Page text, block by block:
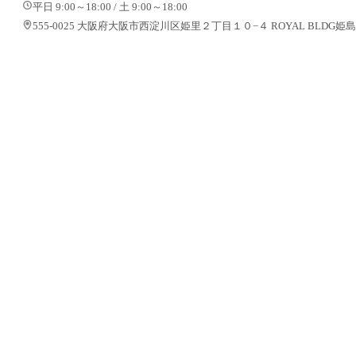
平日 9:00～18:00 / 土 9:00～18:00
555-0025 大阪府大阪市西淀川区姫里２丁目１０−４ ROYAL BLDG姫